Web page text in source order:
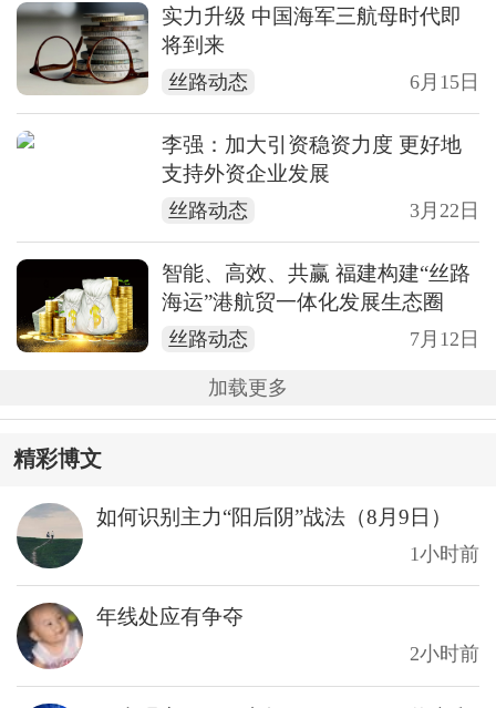
实力升级 中国海军三航母时代即
将到来
丝路动态 6月15日
李强：加大引资稳资力度 更好地
支持外资企业发展
丝路动态 3月22日
智能、高效、共赢 福建构建“丝路
海运”港航贸一体化发展生态圈
丝路动态 7月12日
加载更多
精彩博文
如何识别主力“阳后阴”战法（8月9日）
1小时前
年线处应有争夺
2小时前